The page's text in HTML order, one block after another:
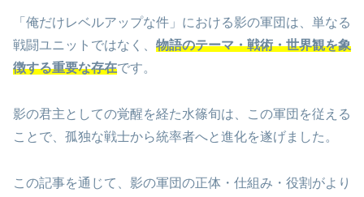
「俺だけレベルアップな件」における影の軍団は、単なる
戦闘ユニットではなく、 物語のテーマ・戦術・世界観を象
徴する重要な存在です。
影の君主としての覚醒を経た水篠旬は、この軍団を従える
ことで、孤独な戦士から統率者へと進化を遂げました。
この記事を通じて、影の軍団の正体・仕組み・役割がより